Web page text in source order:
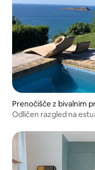
Prenočišče z bivalnim
ranguelua
Odličen razgled na